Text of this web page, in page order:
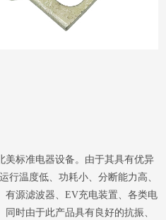
美标准电器设备。由于其具有优异
行温度低、功耗小、分断能力高、
有源滤波器、EV充电装置、各类电
时由于此产品具有良好的抗振、